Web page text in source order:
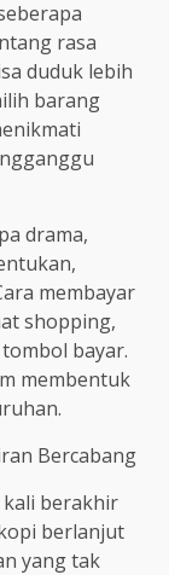
rasa
duduk lebih
barang
drama,
membayar
shopping,
bayar.
membentuk
Bercabang
berakhir
berlanjut
yang tak